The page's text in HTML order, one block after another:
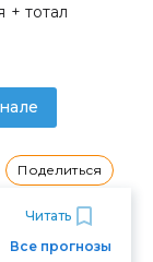
тотал
Поделиться
Читать
Все прогнозы